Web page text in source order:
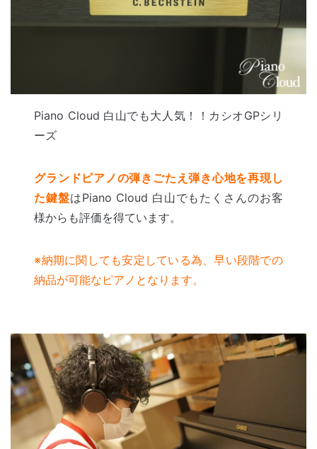
Piano Cloud 白山でも大人気！！カシオGPシリ
ーズ
グランドピアノの弾きごたえ弾き心地を再現し
た鍵盤はPiano Cloud 白山でもたくさんのお客
様からも評価を得ています。
※納期に関しても安定している為、早い段階での
納品が可能なピアノとなります。